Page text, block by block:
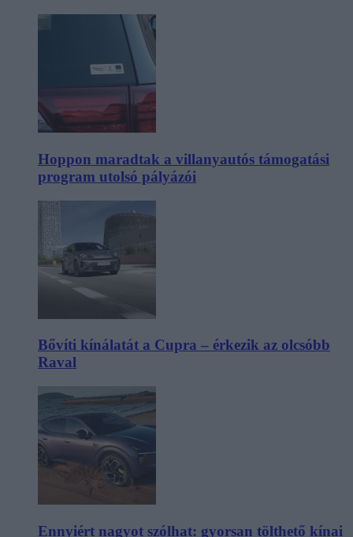
Hoppon maradtak a villanyautós támogatási
program utolsó pályázói
Bővíti kínálatát a Cupra – érkezik az olcsóbb
Raval
Ennyiért nagyot szólhat: gyorsan tölthető kínai